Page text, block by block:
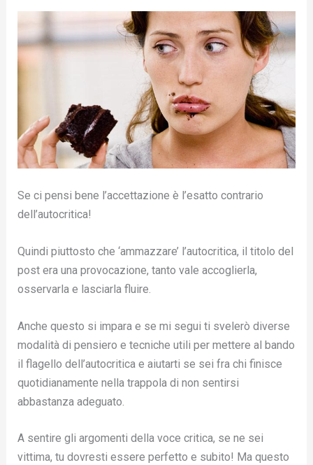
Se ci pensi bene l’accettazione è l’esatto contrario
dell’autocritica!
Quindi piuttosto che ‘ammazzare’ l’autocritica, il titolo del
post era una provocazione, tanto vale accoglierla,
osservarla e lasciarla fluire.
Anche questo si impara e se mi segui ti svelerò diverse
modalità di pensiero e tecniche utili per mettere al bando
il flagello dell’autocritica e aiutarti se sei fra chi finisce
quotidianamente nella trappola di non sentirsi
abbastanza adeguato.
A sentire gli argomenti della voce critica, se ne sei
vittima, tu dovresti essere perfetto e subito! Ma questo